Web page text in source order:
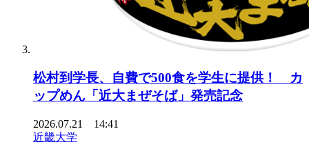
松村到学長、自費で500食を学生に提供！ カ
ップめん「近大まぜそば」発売記念
2026.07.21 14:41
近畿大学